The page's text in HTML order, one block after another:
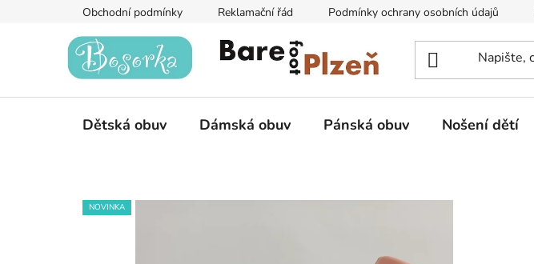
Obchodní podmínky Reklamační řád Podmínky ochrany osobních údajů
Dětská obuv Dámská obuv Pánská obuv Nošení dětí
NOVINKA